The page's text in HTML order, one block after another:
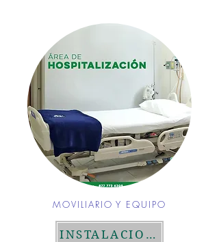
MOVILIARIO Y EQUIPO
INSTALACIONES